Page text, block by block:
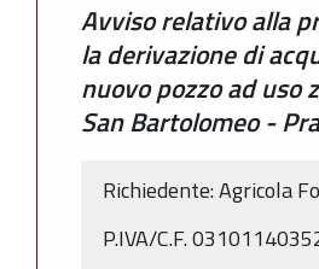
Avviso relativo alla
la derivazione di
nuovo pozzo ad uso
San Bartolomeo -
Richiedente: Agricola
P.IVA/C.F.